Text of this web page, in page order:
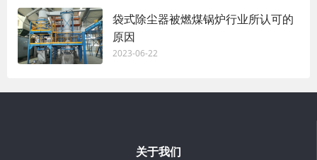
袋式除尘器被燃煤锅炉行业所认可的
原因
2023-06-22
关于我们